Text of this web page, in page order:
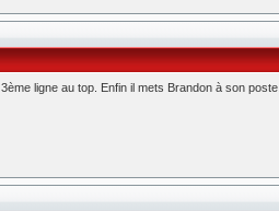
3ème ligne au top. Enfin il mets Brandon à son poste.